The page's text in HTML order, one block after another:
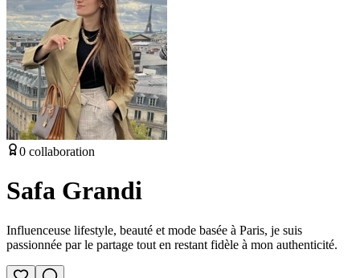
0 collaboration
Safa Grandi
Influenceuse lifestyle, beauté et mode basée à Paris, je suis
passionnée par le partage tout en restant fidèle à mon authenticité.